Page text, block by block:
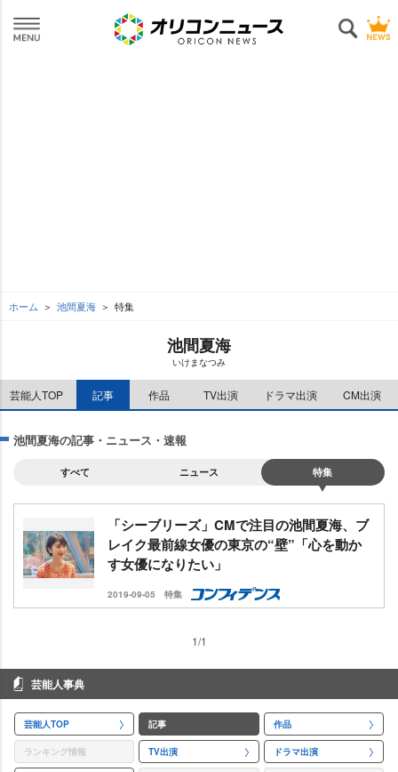
ホーム 池間夏海 特集
池間夏海
いけまなつみ
芸能人TOP 記事 作品 TV出演 ドラマ出演 CM出演
池間夏海の記事・ニュース・速報
すべて ニュース 特集
「シーブリーズ」CMで注目の池間夏海、ブ
レイク最前線女優の東京の“壁”「心を動か
す女優になりたい」
2019-09-05 特集
1/1
芸能人事典
芸能人TOP 記事 作品
ランキング情報 TV出演 ドラマ出演